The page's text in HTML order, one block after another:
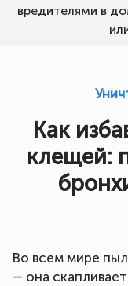
вредителями в
Как
клещей:
Во всем мире
— она